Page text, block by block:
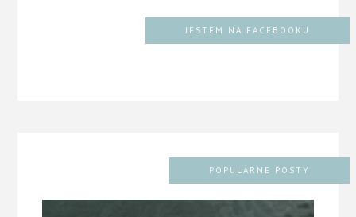
JESTEM NA FACEBOOKU
POPULARNE POSTY